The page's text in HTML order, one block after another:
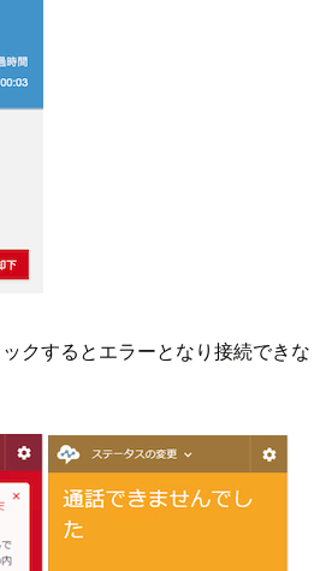
クするとエラーとなり接続できな